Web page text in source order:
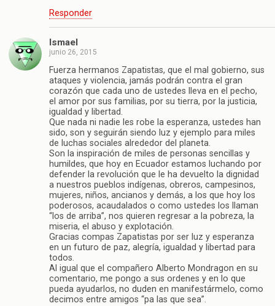
Responder
Ismael
junio 26, 2015
Fuerza hermanos Zapatistas, que el mal gobierno, sus
ataques y violencia, jamás podrán contra el gran
corazón que cada uno de ustedes lleva en el pecho,
el amor por sus familias, por su tierra, por la justicia,
igualdad y libertad.
Que nada ni nadie les robe la esperanza, ustedes han
sido, son y seguirán siendo luz y ejemplo para miles
de luchas sociales alrededor del planeta.
Son la inspiración de miles de personas sencillas y
humildes, que hoy en Ecuador estamos luchando por
defender la revolución que le ha devuelto la dignidad
a nuestros pueblos indígenas, obreros, campesinos,
mujeres, niños, ancianos y demás, a los que hoy los
poderosos, acaudalados o como ustedes los llaman
“los de arriba”, nos quieren regresar a la pobreza, la
miseria, el abuso y explotación.
Gracias compas Zapatistas por ser luz y esperanza
en un futuro de paz, alegría, igualdad y libertad para
todos.
Al igual que el compañero Alberto Mondragon en su
comentario, me pongo a sus ordenes y en lo que
pueda ayudarlos, no duden en manifestármelo, como
decimos entre amigos “pa las que sea”.